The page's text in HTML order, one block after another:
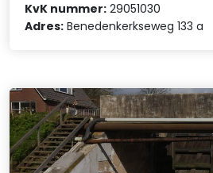
KvK nummer: 29051030
Adres: Benedenkerkseweg 133 a